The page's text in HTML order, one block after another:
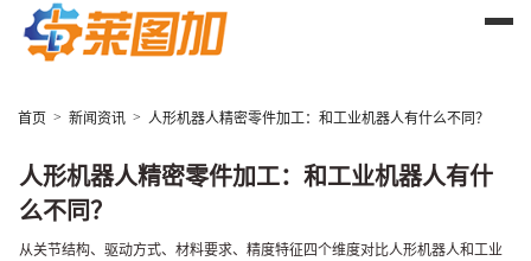
首页 > 新闻资讯 > 人形机器人精密零件加工：和工业机器人有什么不同？
人形机器人精密零件加工：和工业机器人有什
么不同？
从关节结构、驱动方式、材料要求、精度特征四个维度对比人形机器人和工业